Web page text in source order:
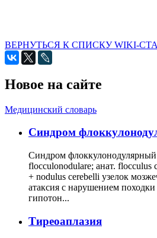
ВЕРНУТЬСЯ К СПИСКУ WIKI-
Новое на сайте
Медицинский словарь
Cиндром
Синдром
flocculonodulare; анат. flocculus
+ nodulus cerebelli узелок
атаксия с нарушением
гипотон...
Тиреоаплазия